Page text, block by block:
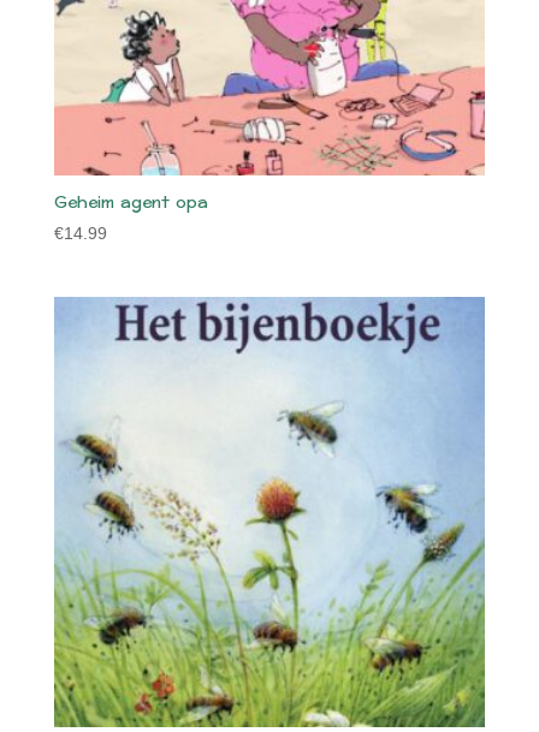
Geheim agent opa
€14.99